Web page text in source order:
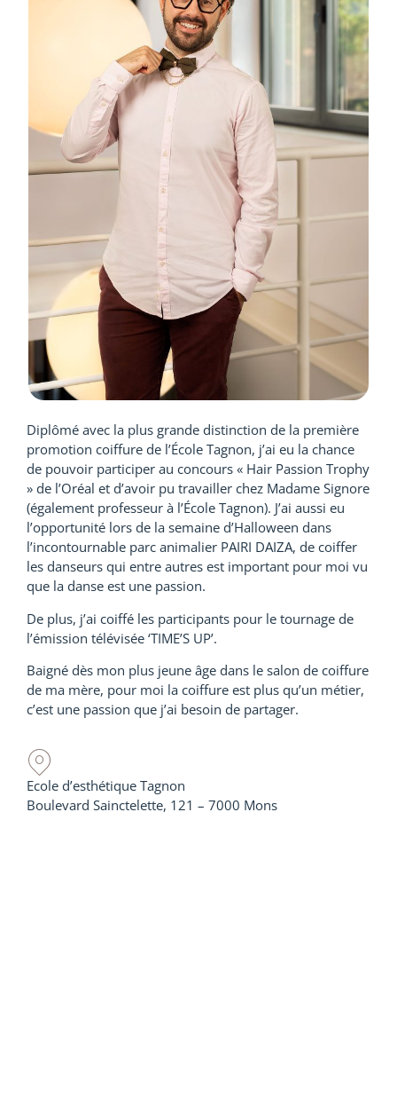
Diplômé avec la plus grande distinction de la première
promotion coiffure de l’École Tagnon, j’ai eu la chance
de pouvoir participer au concours « Hair Passion Trophy
» de l’Oréal et d’avoir pu travailler chez Madame Signore
(également professeur à l’École Tagnon). J’ai aussi eu
l’opportunité lors de la semaine d’Halloween dans
l’incontournable parc animalier PAIRI DAIZA, de coiffer
les danseurs qui entre autres est important pour moi vu
que la danse est une passion.
De plus, j’ai coiffé les participants pour le tournage de
l’émission télévisée ‘TIME’S UP’.
Baigné dès mon plus jeune âge dans le salon de coiffure
de ma mère, pour moi la coiffure est plus qu’un métier,
c’est une passion que j’ai besoin de partager.
Ecole d’esthétique Tagnon
Boulevard Sainctelette, 121 – 7000 Mons